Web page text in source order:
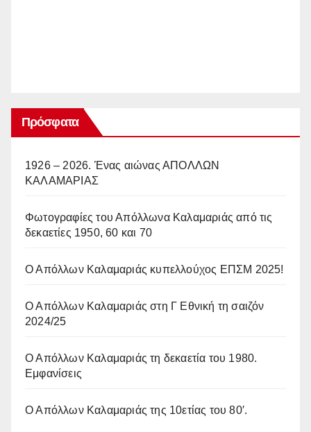
Πρόσφατα
1926 – 2026. Ένας αιώνας ΑΠΟΛΛΩΝ
ΚΑΛΑΜΑΡΙΑΣ
Φωτογραφίες του Απόλλωνα Καλαμαριάς από τις
δεκαετίες 1950, 60 και 70
Ο Απόλλων Καλαμαριάς κυπελλούχος ΕΠΣΜ 2025!
Ο Απόλλων Καλαμαριάς στη Γ Εθνική τη σαιζόν
2024/25
Ο Απόλλων Καλαμαριάς τη δεκαετία του 1980.
Εμφανίσεις
Ο Απόλλων Καλαμαριάς της 10ετίας του 80′.